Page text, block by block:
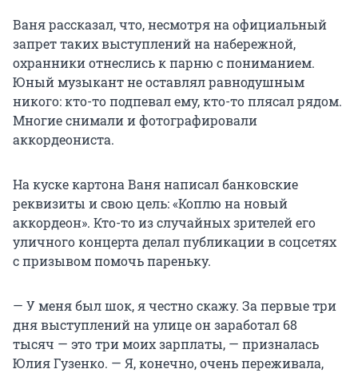
Ваня рассказал, что, несмотря на официальный
запрет таких выступлений на набережной,
охранники отнеслись к парню с пониманием.
Юный музыкант не оставлял равнодушным
никого: кто-то подпевал ему, кто-то плясал рядом.
Многие снимали и фотографировали
аккордеониста.
На куске картона Ваня написал банковские
реквизиты и свою цель: «Коплю на новый
аккордеон». Кто-то из случайных зрителей его
уличного концерта делал публикации в соцсетях
с призывом помочь пареньку.
— У меня был шок, я честно скажу. За первые три
дня выступлений на улице он заработал 68
тысяч — это три моих зарплаты, — призналась
Юлия Гузенко. — Я, конечно, очень переживала,